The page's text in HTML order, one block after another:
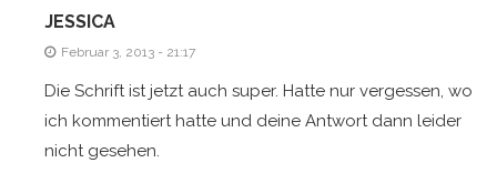
JESSICA
Februar 3, 2013 - 21:17
Die Schrift ist jetzt auch super. Hatte nur vergessen, wo
ich kommentiert hatte und deine Antwort dann leider
nicht gesehen.